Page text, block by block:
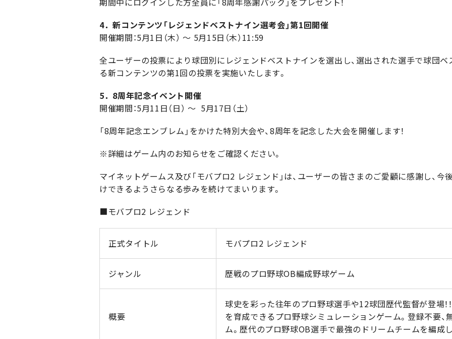
4．新コンテンツ「レジェンドベストナイン選考会」第1回開催
開催期間：5月1日（木） ～ 5月15日（木）11:59
全ユーザーの投票により球団別にレジェンドベストナインを選出し、選出された選手で球団
る新コンテンツの第1回の投票を実施いたします。
5．8周年記念イベント開催
開催期間：5月11日（日） ～ 5月17日（土）
「8周年記念エンブレム」をかけた特別大会や、8周年を記念した大会を開催します！
※詳細はゲーム内のお知らせをご確認ください。
マイネットゲームス及び「モバプロ2 レジェンド」は、ユーザーの皆さまのご愛顧に感謝し、
けできるようさらなる歩みを続けてまいります。
■モバプロ2 レジェンド
正式タイトル モバプロ2 レジェンド
ジャンル 歴戦のプロ野球OB編成野球ゲーム
概要
球史を彩った往年のプロ野球選手や12球団歴代監督が登場！
を育成できるプロ野球シミュレーションゲーム。登録不要
ム。歴代のプロ野球OB選手で最強のドリームチームを編成